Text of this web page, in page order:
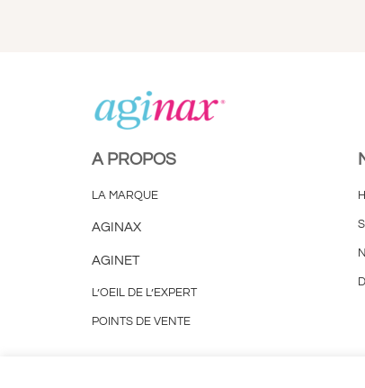
A PROPOS
LA MARQUE
AGINAX
AGINET
L’OEIL DE L’EXPERT
POINTS DE VENTE
Utilisation